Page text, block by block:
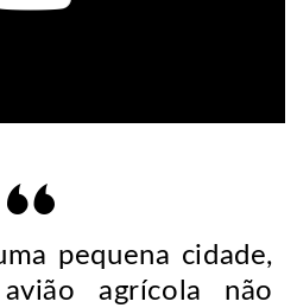
pequena cidade,
agrícola não